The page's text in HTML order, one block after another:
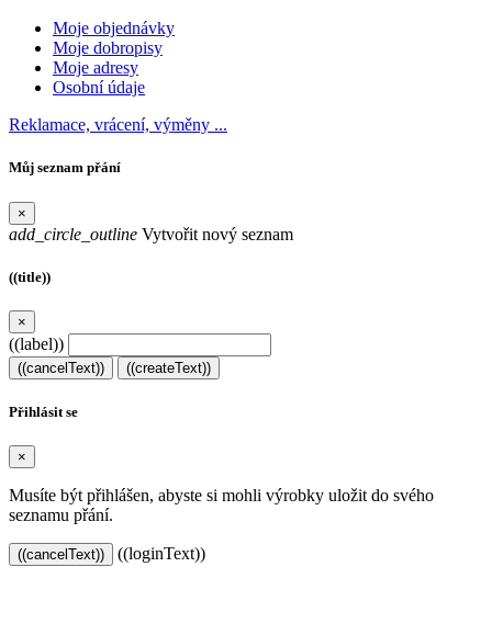
Moje objednávky
Moje dobropisy
Moje adresy
Osobní údaje
Reklamace, vrácení, výměny ...
Můj seznam přání
×
add_circle_outline Vytvořit nový seznam
((title))
×
((label))
((cancelText)) ((createText))
Přihlásit se
×
Musíte být přihlášen, abyste si mohli výrobky uložit do svého
seznamu přání.
((cancelText)) ((loginText))